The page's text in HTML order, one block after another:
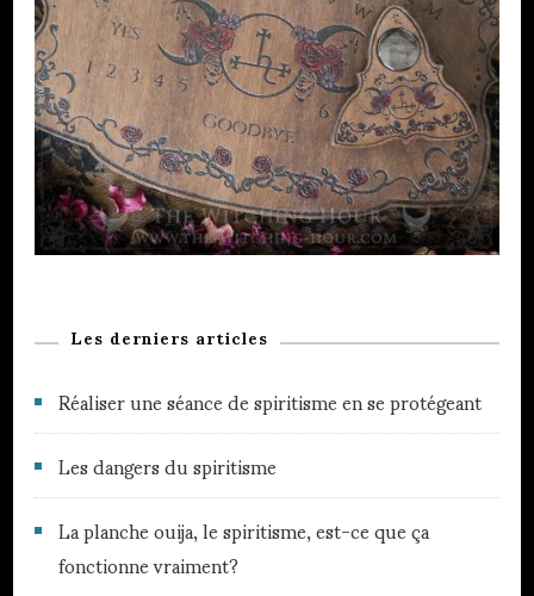
Les derniers articles
Réaliser une séance de spiritisme en se protégeant
Les dangers du spiritisme
La planche ouija, le spiritisme, est-ce que ça
fonctionne vraiment?